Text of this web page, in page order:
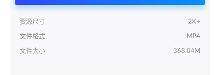
资源尺寸 2K+
文件格式 MP4
文件大小 368.04M